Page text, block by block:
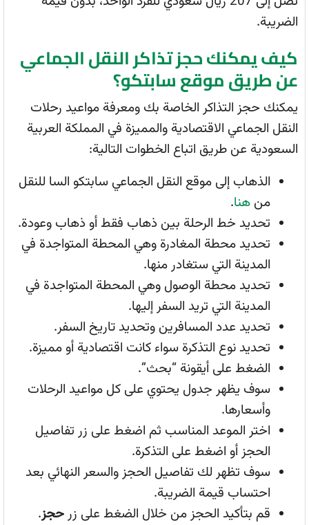
الضريبة.
كيف يمكنك حجز تذاكر النقل الجماعي
عن طريق موقع سابتكو؟
يمكنك حجز التذاكر الخاصة بك ومعرفة مواعيد رحلات
النقل الجماعي الاقتصادية والمميزة في المملكة العربية
السعودية عن طريق اتباع الخطوات التالية:
الذهاب إلى موقع النقل الجماعي سابتكو السا للنقل
من هنا.
تحديد خط الرحلة بين ذهاب فقط أو ذهاب وعودة.
تحديد محطة المغادرة وهي المحطة المتواجدة في
المدينة التي ستغادر منها.
تحديد محطة الوصول وهي المحطة المتواجدة في
المدينة التي تريد السفر إليها.
تحديد عدد المسافرين وتحديد تاريخ السفر.
تحديد نوع التذكرة سواء كانت اقتصادية أو مميزة.
الضغط على أيقونة “بحث”.
سوف يظهر جدول يحتوي على كل مواعيد الرحلات
وأسعارها.
اختر الموعد المناسب ثم اضغط على زر تفاصيل
الحجز أو اضغط على التذكرة.
سوف تظهر لك تفاصيل الحجز والسعر النهائي بعد
احتساب قيمة الضريبة.
قم بتأكيد الحجز من خلال الضغط على زرحجز.